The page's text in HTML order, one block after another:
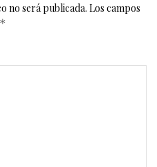
no será publicada. Los campos
*